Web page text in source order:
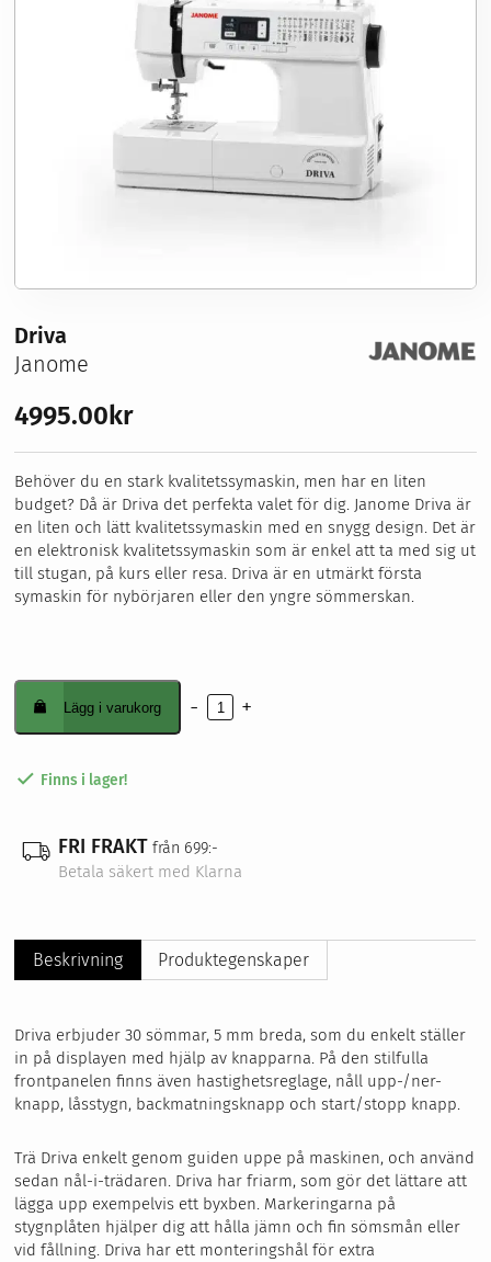
Stickor, virknålar & tillbehör
Våra erbjudanden
Driva
Janome
4995.00 kr
Behöver du en stark kvalitetssymaskin, men har en liten
budget? Då är Driva det perfekta valet för dig. Janome Driva är
en liten och lätt kvalitetssymaskin med en snygg design. Det är
en elektronisk kvalitetssymaskin som är enkel att ta med sig ut
till stugan, på kurs eller resa. Driva är en utmärkt första
symaskin för nybörjaren eller den yngre sömmerskan.
Lägg i varukorg -
Driva
mängd
+
Finns i lager!
FRI FRAKT från 699:-
Betala säkert med Klarna
Beskrivning Produktegenskaper
Driva erbjuder 30 sömmar, 5 mm breda, som du enkelt ställer
in på displayen med hjälp av knapparna. På den stilfulla
frontpanelen finns även hastighetsreglage, nåll upp-/ner-
knapp, låsstygn, backmatningsknapp och start/stopp knapp.
Trä Driva enkelt genom guiden uppe på maskinen, och använd
sedan nål-i-trädaren. Driva har friarm, som gör det lättare att
lägga upp exempelvis ett byxben. Markeringarna på
stygnplåten hjälper dig att hålla jämn och fin sömsmån eller
vid fållning. Driva har ett monteringshål för extra